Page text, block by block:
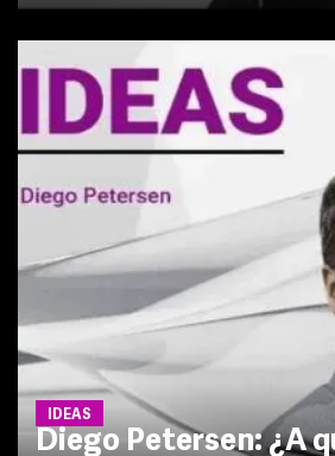
IDEAS
Diego Petersen: ¿A